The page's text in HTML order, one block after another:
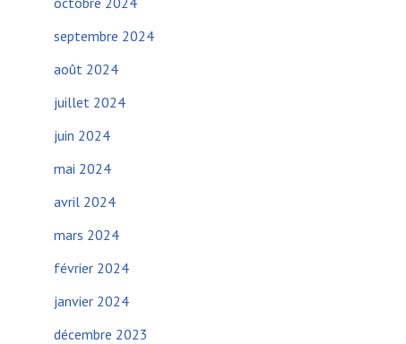
septembre 2024
août 2024
juillet 2024
juin 2024
mai 2024
avril 2024
mars 2024
février 2024
janvier 2024
décembre 2023